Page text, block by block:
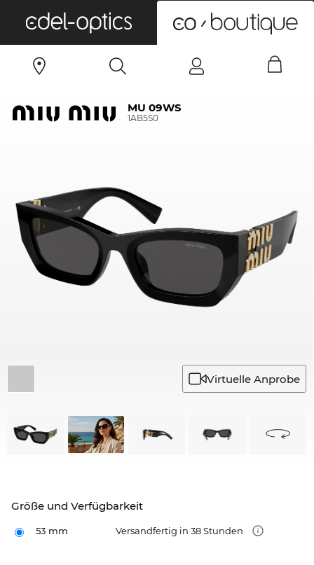
MU 09WS
1AB5S0
Virtuelle Anprobe
Größe und Verfügbarkeit
53 mm Versandfertig in 38 Stunden